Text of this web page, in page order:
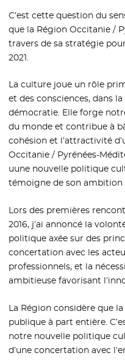
C’est cette question du
que la Région Occitanie /
travers de sa stratégie
2021.
La culture joue un rôle
et des consciences, dans
démocratie. Elle forge
du monde et contribue à
cohésion et l’attractivité
Occitanie / Pyrénées-
uune nouvelle politique
témoigne de son ambition
Lors des premières
2016, j’ai annoncé la
politique axée sur des
concertation avec les
professionnels, et la
ambitieuse favorisant
La Région considère que
publique à part entière.
notre nouvelle politique
d’une concertation avec